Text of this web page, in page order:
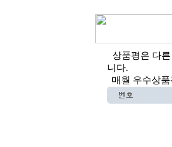
상품평은 다
니다.
매월 우수상